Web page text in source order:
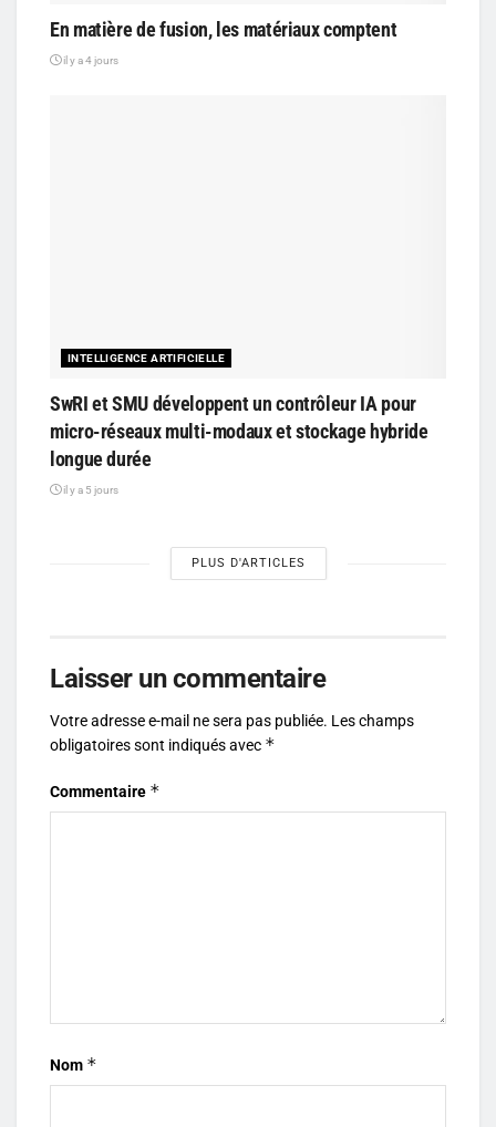
En matière de fusion, les matériaux comptent
il y a 4 jours
INTELLIGENCE ARTIFICIELLE
SwRI et SMU développent un contrôleur IA pour
micro-réseaux multi-modaux et stockage hybride
longue durée
il y a 5 jours
PLUS D'ARTICLES
Laisser un commentaire
Votre adresse e-mail ne sera pas publiée. Les champs
obligatoires sont indiqués avec *
Commentaire *
Nom *